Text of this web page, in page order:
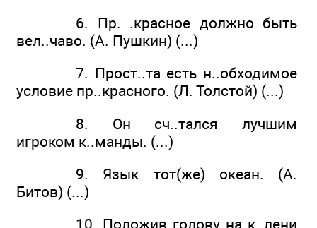
6. Пр. .красное должно быть
вел..чаво. (А. Пушкин) (...)
7. Прост..та есть н..обходимое
условие пр..красного. (Л. Толстой) (...)
8. Он сч..тался лучшим
игроком к..манды. (...)
9. Язык тот(же) океан. (А.
Битов) (...)
10. Положив голову на к..лени